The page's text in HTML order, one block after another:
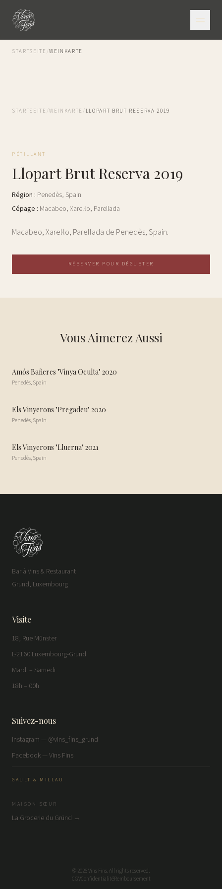
STARTSEITE /WEINKARTE
STARTSEITE /WEINKARTE/ LLOPART BRUT RESERVA 2019
PÉTILLANT
Llopart Brut Reserva 2019
Région : Penedès, Spain
Cépage : Macabeo, Xarel·lo, Parellada
Macabeo, Xarel·lo, Parellada de Penedès, Spain.
RÉSERVER POUR DÉGUSTER
Vous Aimerez Aussi
Amós Bañeres "Vinya Oculta" 2020
Penedès,Spain
Els Vinyerons "Pregadeu" 2020
Penedès,Spain
Els Vinyerons "Lluerna" 2021
Penedès,Spain
Bar à Vins & Restaurant
Grund, Luxembourg
Visite
18, Rue Münster
L-2160 Luxembourg-Grund
Mardi – Samedi
18h – 00h
Suivez-nous
Instagram — @vins_fins_grund
Facebook — Vins Fins
GAULT & MILLAU
MAISON SŒUR
La Grocerie du Gründ →
© 2026Vins Fins. All rights reserved.
CGVConfidentialitéRemboursement